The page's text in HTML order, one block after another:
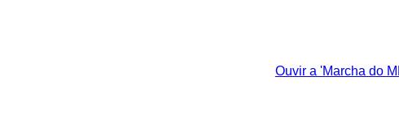
Ouvir a 'Marcha do